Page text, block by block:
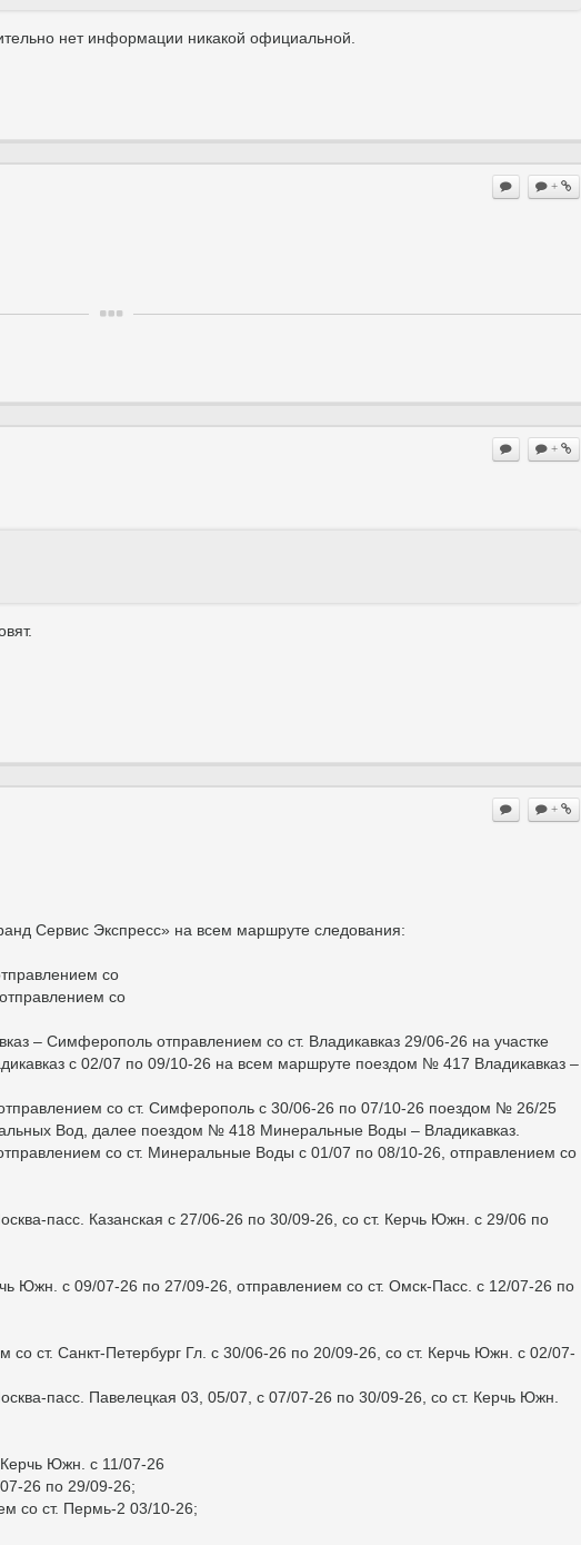
нет информации никакой официальной.
+
+
+
Сервис Экспресс» на всем маршруте следования:
со
со
– Симферополь отправлением со ст. Владикавказ 29/06-26 на участке
с 02/07 по 09/10-26 на всем маршруте поездом № 417 Владикавказ –
со ст. Симферополь с 30/06-26 по 07/10-26 поездом № 26/25
Вод, далее поездом № 418 Минеральные Воды – Владикавказ.
со ст. Минеральные Воды с 01/07 по 08/10-26, отправлением со
пасс. Казанская с 27/06-26 по 30/09-26, со ст. Керчь Южн. с 29/06 по
Южн. с 09/07-26 по 27/09-26, отправлением со ст. Омск-Пасс. с 12/07-26 по
ст. Санкт-Петербург Гл. с 30/06-26 по 20/09-26, со ст. Керчь Южн. с 02/07-
пасс. Павелецкая 03, 05/07, с 07/07-26 по 30/09-26, со ст. Керчь Южн.
Южн. с 11/07-26
26 по 29/09-26;
со ст. Пермь-2 03/10-26;